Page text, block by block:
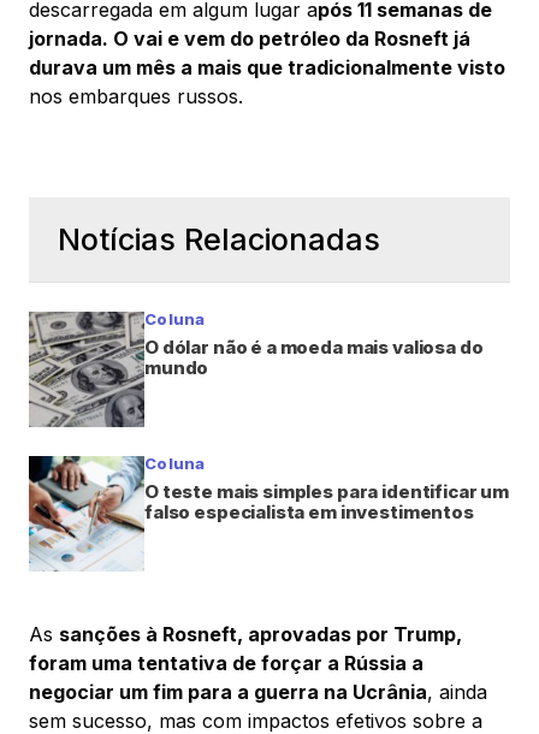
descarregada em algum lugar após 11 semanas de
jornada. O vai e vem do petróleo da Rosneft já
durava um mês a mais que tradicionalmente visto
nos embarques russos.
Notícias Relacionadas
Coluna
O dólar não é a moeda mais valiosa do
mundo
Coluna
O teste mais simples para identificar um
falso especialista em investimentos
As sanções à Rosneft, aprovadas por Trump,
foram uma tentativa de forçar a Rússia a
negociar um fim para a guerra na Ucrânia, ainda
sem sucesso, mas com impactos efetivos sobre a